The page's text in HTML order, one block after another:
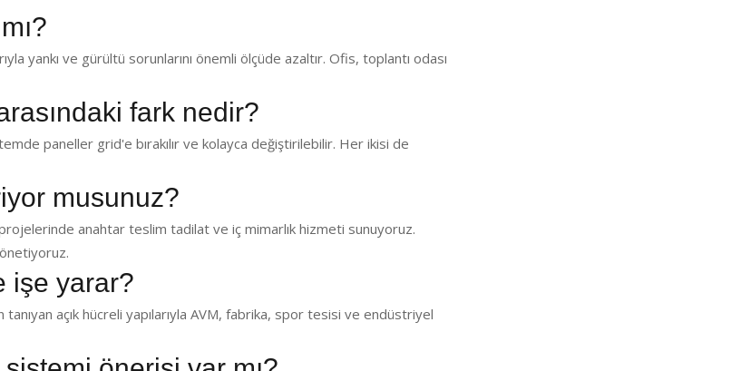
yankı ve gürültü sorunlarını önemli ölçüde azaltır. Ofis, toplantı odası
fark nedir?
paneller grid'e bırakılır ve kolayca değiştirilebilir. Her ikisi de
musunuz?
anahtar teslim tadilat ve iç mimarlık hizmeti sunuyoruz.
işe yarar?
açık hücreli yapılarıyla AVM, fabrika, spor tesisi ve endüstriyel